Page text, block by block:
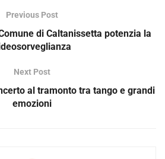
Previous Post
di Caltanissetta potenzia la
Next Post
al tramonto tra tango e grandi
emozioni